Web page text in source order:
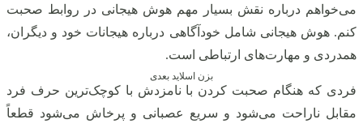
می‌خواهم درباره نقش بسیار مهم هوش هیجانی در روابط صحبت
کنم. هوش هیجانی شامل خودآگاهی درباره هیجانات خود و دیگران،
همدردی و مهارت‌های ارتباطی است.
فردی که هنگام صحبت کردن با نامزدش با کوچک‌ترین حرف فرد
مقابل ناراحت می‌شود و سریع عصبانی و پرخاش می‌شود قطعاً
بزن اسلاید بعدی